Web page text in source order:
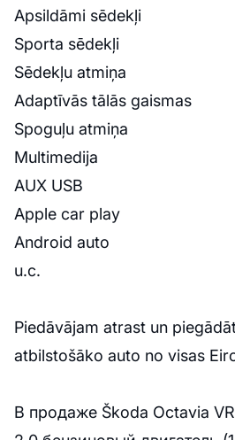
Apsildāmi sēdekļi
Sporta sēdekļi
Sēdekļu atmiņa
Adaptīvās tālās gaismas
Spoguļu atmiņa
Multimedija
AUX USB
Apple car play
Android auto
u.c.
Piedāvājam atrast un
atbilstošāko auto no visas
В продаже Škoda Octavia